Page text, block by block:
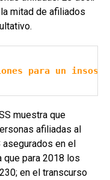
mitad de afiliados
para un
muestra que
afiliadas al
en el
que para 2018 los
en el transcurso